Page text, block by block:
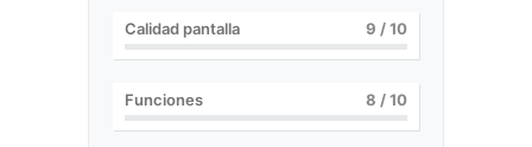
Calidad pantalla 9 / 10
Funciones 8 / 10